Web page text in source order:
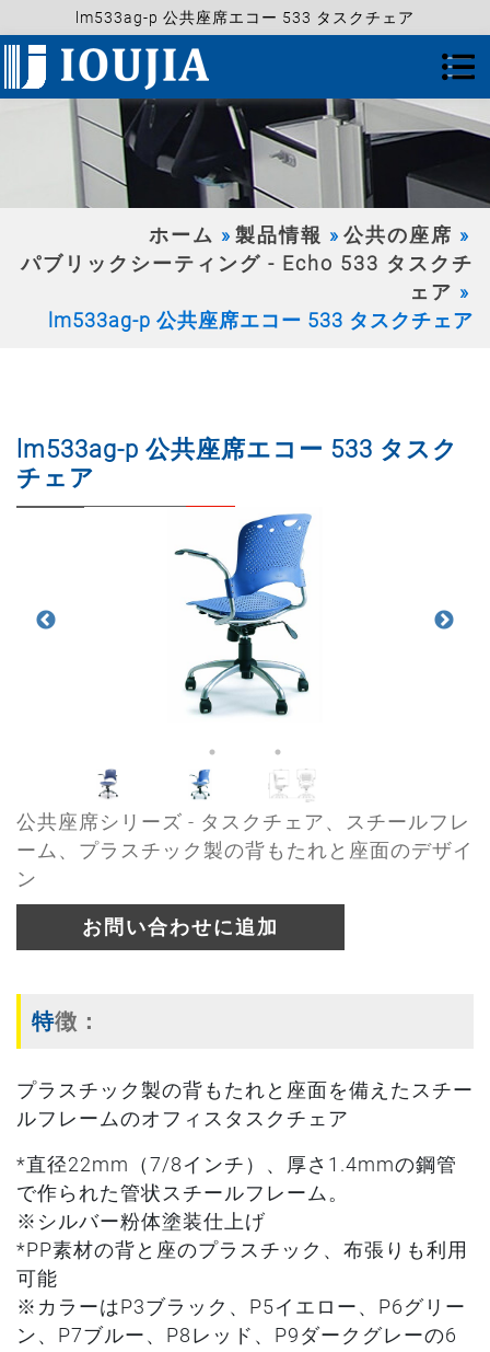
lm533ag-p 公共座席エコー 533 タスクチェア
ホーム 製品情報
公共の座席
パブリックシーティング - Echo 533 タスクチ
ェア
lm533ag-p 公共座席エコー 533 タスクチェア
lm533ag-p 公共座席エコー 533 タスク
チェア
公共座席シリーズ - タスクチェア、スチールフレ
ーム、プラスチック製の背もたれと座面のデザイ
ン
お問い合わせに追加
特徴：
プラスチック製の背もたれと座面を備えたスチー
ルフレームのオフィスタスクチェア
*直径22mm（7/8インチ）、厚さ1.4mmの鋼管
で作られた管状スチールフレーム。
※シルバー粉体塗装仕上げ
*PP素材の背と座のプラスチック、布張りも利用
可能
※カラーはP3ブラック、P5イエロー、P6グリー
ン、P7ブルー、P8レッド、P9ダークグレーの6